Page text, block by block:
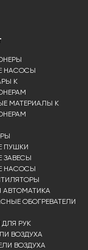
НАСОСЫ
К
МАТЕРИАЛЫ К
ПУШКИ
ЗАВЕСЫ
НАСОСЫ
АВТОМАТИКА
ОБОГРЕВАТЕЛИ
РУК
ВОЗДУХА
ВОЗДУХА